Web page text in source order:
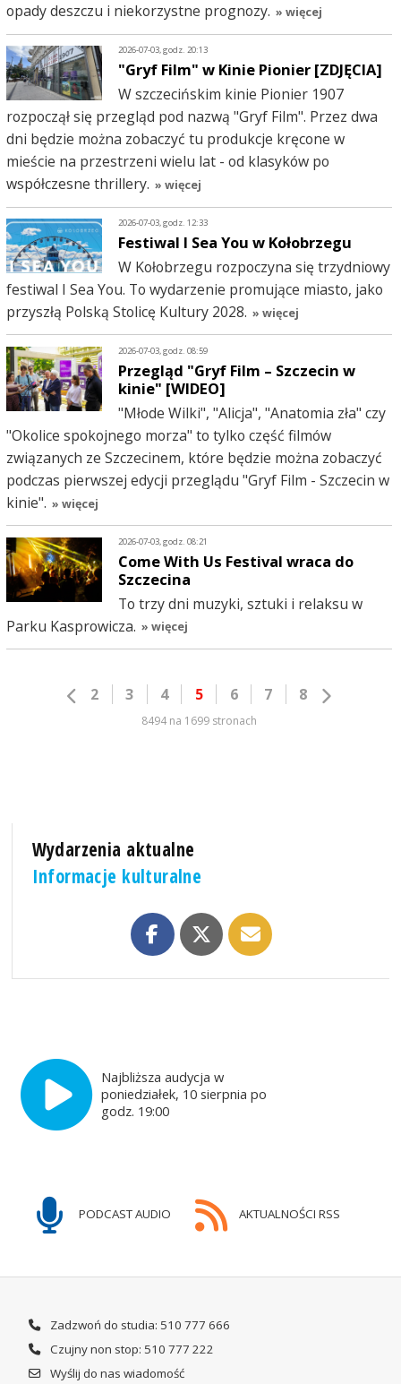
opady deszczu i niekorzystne prognozy. » więcej
2026-07-03, godz. 20:13
"Gryf Film" w Kinie Pionier [ZDJĘCIA]
W szczecińskim kinie Pionier 1907
rozpoczął się przegląd pod nazwą "Gryf Film". Przez dwa
dni będzie można zobaczyć tu produkcje kręcone w
mieście na przestrzeni wielu lat - od klasyków po
współczesne thrillery. » więcej
2026-07-03, godz. 12:33
Festiwal I Sea You w Kołobrzegu
W Kołobrzegu rozpoczyna się trzydniowy
festiwal I Sea You. To wydarzenie promujące miasto, jako
przyszłą Polską Stolicę Kultury 2028. » więcej
2026-07-03, godz. 08:59
Przegląd "Gryf Film – Szczecin w
kinie" [WIDEO]
"Młode Wilki", "Alicja", "Anatomia zła" czy
"Okolice spokojnego morza" to tylko część filmów
związanych ze Szczecinem, które będzie można zobaczyć
podczas pierwszej edycji przeglądu "Gryf Film - Szczecin w
kinie". » więcej
2026-07-03, godz. 08:21
Come With Us Festival wraca do
Szczecina
To trzy dni muzyki, sztuki i relaksu w
Parku Kasprowicza. » więcej
2 3 4 5 6 7 8
8494 na 1699 stronach
Wydarzenia aktualne
Informacje kulturalne
Najbliższa audycja w
poniedziałek, 10 sierpnia po
godz. 19:00
PODCAST AUDIO AKTUALNOŚCI RSS
Zadzwoń do studia: 510 777 666
Czujny non stop: 510 777 222
Wyślij do nas wiadomość